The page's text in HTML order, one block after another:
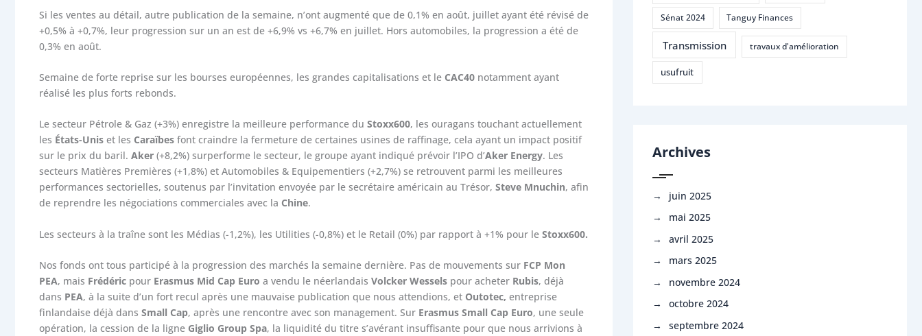
Si les ventes au détail, autre publication de la semaine, n’ont augmenté que de 0,1% en août, juillet ayant été révisé de
+0,5% à +0,7%, leur progression sur un an est de +6,9% vs +6,7% en juillet. Hors automobiles, la progression a été de
0,3% en août.
Semaine de forte reprise sur les bourses européennes, les grandes capitalisations et le CAC40 notamment ayant
réalisé les plus forts rebonds.
Le secteur Pétrole & Gaz (+3%) enregistre la meilleure performance du Stoxx600, les ouragans touchant actuellement
les États-Unis et les Caraïbes font craindre la fermeture de certaines usines de raffinage, cela ayant un impact positif
sur le prix du baril. Aker (+8,2%) surperforme le secteur, le groupe ayant indiqué prévoir l’IPO d’Aker Energy. Les
secteurs Matières Premières (+1,8%) et Automobiles & Equipementiers (+2,7%) se retrouvent parmi les meilleures
performances sectorielles, soutenus par l’invitation envoyée par le secrétaire américain au Trésor, Steve Mnuchin, afin
de reprendre les négociations commerciales avec la Chine.
Les secteurs à la traîne sont les Médias (-1,2%), les Utilities (-0,8%) et le Retail (0%) par rapport à +1% pour le Stoxx600.
Nos fonds ont tous participé à la progression des marchés la semaine dernière. Pas de mouvements sur FCP Mon
PEA, mais Frédéric pour Erasmus Mid Cap Euro a vendu le néerlandais Volcker Wessels pour acheter Rubis, déjà
dans PEA, à la suite d’un fort recul après une mauvaise publication que nous attendions, et Outotec, entreprise
finlandaise déjà dans Small Cap, après une rencontre avec son management. Sur Erasmus Small Cap Euro, une seule
opération, la cession de la ligne Giglio Group Spa, la liquidité du titre s’avérant insuffisante pour que nous arrivions à
Sénat 2024 Tanguy Finances
Transmission travaux d'amélioration
usufruit
Archives
juin 2025
mai 2025
avril 2025
mars 2025
novembre 2024
octobre 2024
septembre 2024